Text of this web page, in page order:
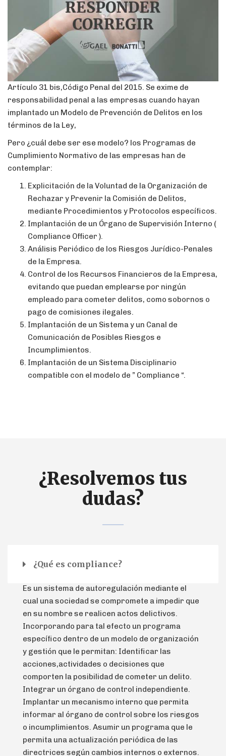
Artículo 31 bis,Código Penal del 2015. Se exime de
responsabilidad penal a las empresas cuando hayan
implantado un Modelo de Prevención de Delitos en los
términos de la Ley,
Pero ¿cuál debe ser ese modelo? los Programas de
Cumplimiento Normativo de las empresas han de
contemplar:
Explicitación de la Voluntad de la Organización de
Rechazar y Prevenir la Comisión de Delitos,
mediante Procedimientos y Protocolos específicos.
Implantación de un Órgano de Supervisión Interno (
Compliance Officer ).
Análisis Periódico de los Riesgos Jurídico-Penales
de la Empresa.
Control de los Recursos Financieros de la Empresa,
evitando que puedan emplearse por ningún
empleado para cometer delitos, como sobornos o
pago de comisiones ilegales.
Implantación de un Sistema y un Canal de
Comunicación de Posibles Riesgos e
Incumplimientos.
Implantación de un Sistema Disciplinario
compatible con el modelo de ” Compliance “.
¿Resolvemos tus
dudas?
¿Qué es compliance?
Es un sistema de autoregulación mediante el
cual una sociedad se compromete a impedir que
en su nombre se realicen actos delictivos.
Incorporando para tal efecto un programa
específico dentro de un modelo de organización
y gestión que le permitan: Identificar las
acciones,actividades o decisiones que
comporten la posibilidad de cometer un delito.
Integrar un órgano de control independiente.
Implantar un mecanismo interno que permita
informar al órgano de control sobre los riesgos
o incumplimientos. Asumir un programa que le
permita una actualización periódica de las
directrices según cambios internos o externos.